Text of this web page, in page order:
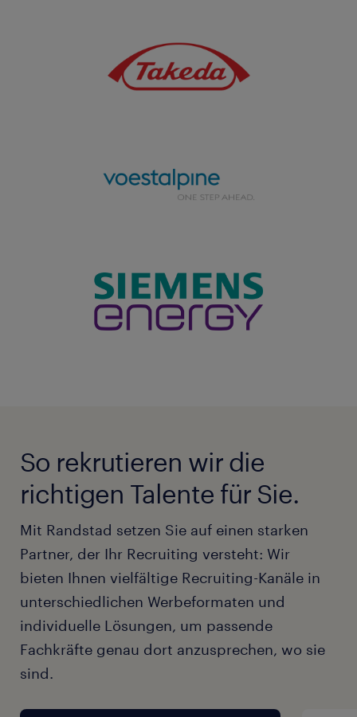
So rekrutieren wir die
richtigen Talente für Sie.
Mit Randstad setzen Sie auf einen starken
Partner, der Ihr Recruiting versteht: Wir
bieten Ihnen vielfältige Recruiting-Kanäle in
unterschiedlichen Werbeformaten und
individuelle Lösungen, um passende
Fachkräfte genau dort anzusprechen, wo sie
sind.